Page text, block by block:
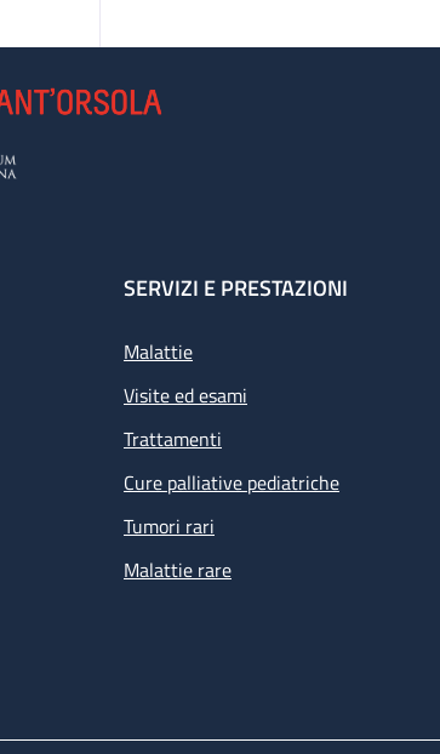
SERVIZI E PRESTAZIONI
Malattie
Visite ed esami
Trattamenti
Cure palliative pediatriche
Tumori rari
Malattie rare